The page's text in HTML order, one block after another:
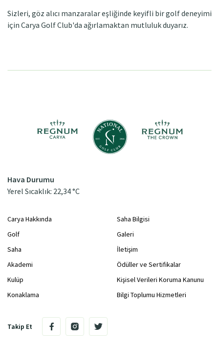
Sizleri, göz alıcı manzaralar eşliğinde keyifli bir golf deneyimi
için Carya Golf Club'da ağırlamaktan mutluluk duyarız.
Hava Durumu
Yerel Sıcaklık: 22,34 °C
Carya Hakkında
Golf
Saha
Akademi
Kulüp
Konaklama
Saha Bilgisi
Galeri
İletişim
Ödüller ve Sertifikalar
Kişisel Verileri Koruma Kanunu
Bilgi Toplumu Hizmetleri
Takip Et